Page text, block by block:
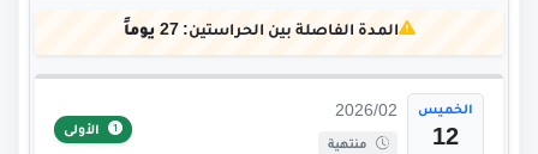
المدة الفاصلة بين الحراستين: 27 يوماً
الخميس
12
2026/02
منتهية
الأولى